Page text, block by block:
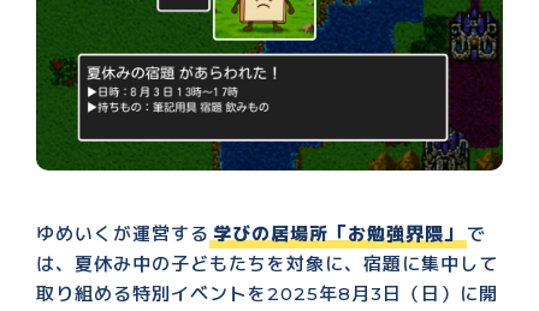
ゆめいくが運営する 学びの居場所「お勉強界隈」
で
は、夏休み中の子どもたちを対象に、宿題に集中して
取り組める特別イベントを2025年8月3日（日）に開